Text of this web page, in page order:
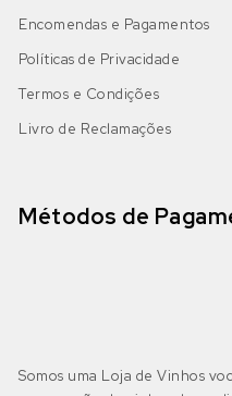
Encomendas e Pagamentos
Políticas de Privacidade
Termos e Condições
Livro de Reclamações
Métodos de
Somos uma Loja de Vinhos